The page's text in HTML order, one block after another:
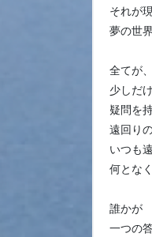
それが
夢の世
全てが
少しだ
疑問を
遠回り
いつも
何とな
誰かが
一つの